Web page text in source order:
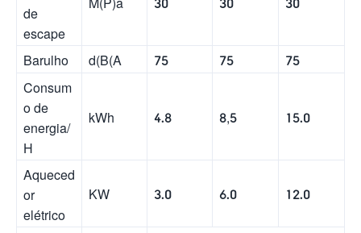
de
escape
M(P)a 30 30 30
Barulho d(B(A 75 75
75
Consum
o de
energia/
H
kWh 4.8 8,5 15.0
Aqueced
or
elétrico
KW 3.0 6.0 12.0